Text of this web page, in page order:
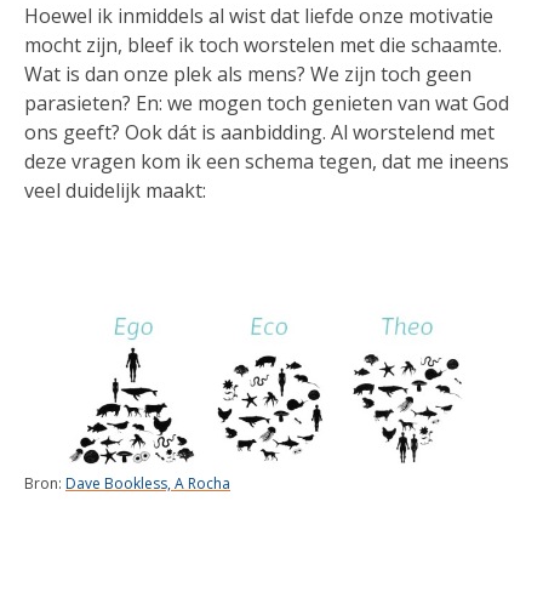
Hoewel ik inmiddels al wist dat liefde onze motivatie
mocht zijn, bleef ik toch worstelen met die schaamte.
Wat is dan onze plek als mens? We zijn toch geen
parasieten? En: we mogen toch genieten van wat God
ons geeft? Ook dát is aanbidding. Al worstelend met
deze vragen kom ik een schema tegen, dat me ineens
veel duidelijk maakt:
Bron: Dave Bookless, A Rocha